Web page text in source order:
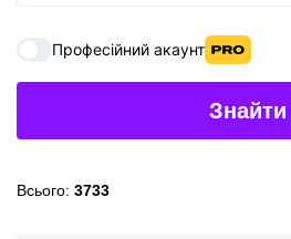
Професійний акаунт
Знайти
Всього: 3733